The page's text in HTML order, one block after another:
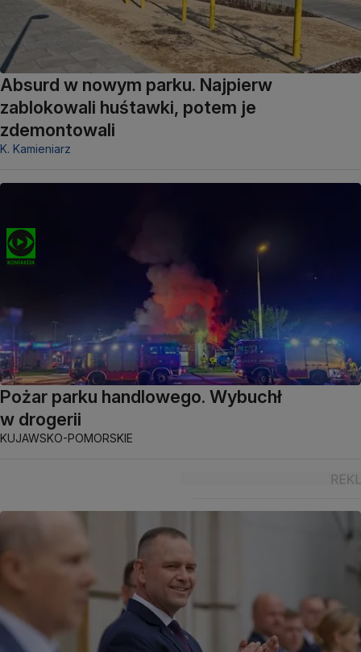
Absurd w nowym parku. Najpierw
zablokowali huśtawki, potem je
zdemontowali
K. Kamieniarz
Pożar parku handlowego. Wybuchł
w drogerii
KUJAWSKO-POMORSKIE